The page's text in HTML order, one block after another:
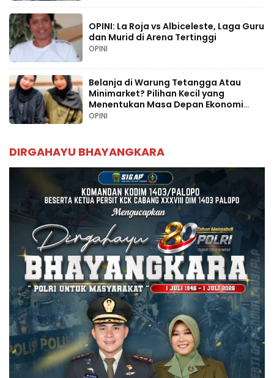
OPINI: La Roja vs Albiceleste, Laga Guru
dan Murid di Arena Tertinggi
OPINI
Belanja di Warung Tetangga Atau
Minimarket? Pilihan Kecil yang
Menentukan Masa Depan Ekonomi
Palopo
OPINI
DIRGAHAYU BHAYANGKARA